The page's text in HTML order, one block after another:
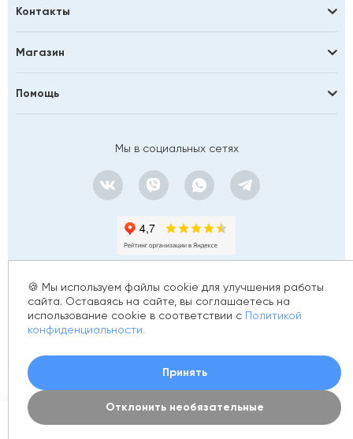
Контакты
Магазин
Помощь
Мы в социальных сетях
© 2012 - 2026 golfstim.ru
ОГРН 304370234902057
🍪 Мы используем файлы cookie для улучшения работы
сайта. Оставаясь на сайте, вы соглашаетесь на
использование cookie в соответствии с Политикой
конфиденциальности.
Принять
Отклонить необязательные